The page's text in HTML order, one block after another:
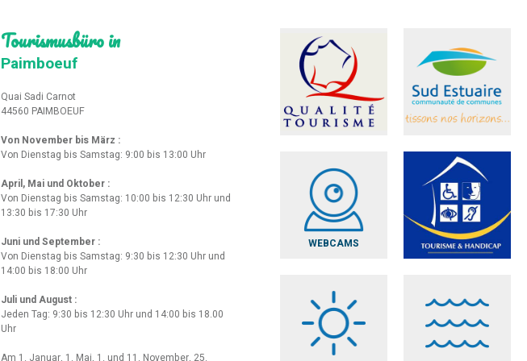
Tourismusbüro in
Paimboeuf
Quai Sadi Carnot
44560 PAIMBOEUF
Von November bis März :
Von Dienstag bis Samstag: 9:00 bis 13:00 Uhr
April, Mai und Oktober :
Von Dienstag bis Samstag: 10:00 bis 12:30 Uhr und
13:30 bis 17:30 Uhr
Juni und September :
Von Dienstag bis Samstag: 9:30 bis 12:30 Uhr und
14:00 bis 18:00 Uhr
Juli und August :
Jeden Tag: 9:30 bis 12:30 Uhr und 14:00 bis 18.00
Uhr
Am 1. Januar, 1. Mai, 1. und 11. November, 25.
WEBCAMS